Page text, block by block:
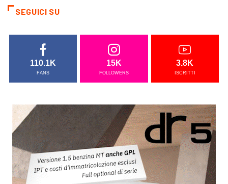
SEGUICI SU
110.1K
FANS
15K
FOLLOWERS
3.8K
ISCRITTI